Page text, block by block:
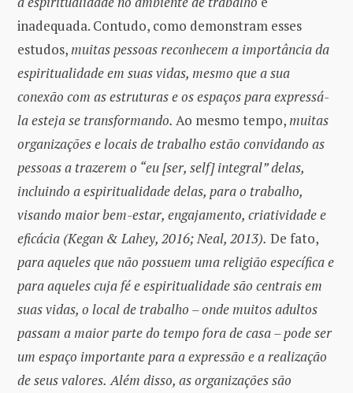
inadequada. Contudo, como demonstram esses
estudos,muitas pessoas reconhecem a importância da
espiritualidade em suas vidas, mesmo que a sua
conexão com as estruturas e os espaços para expressá-
la esteja se transformando. Ao mesmo tempo,muitas
organizações e locais de trabalho estão convidando as
pessoas a trazerem o “eu [ser, self] integral” delas,
incluindo a espiritualidade delas, para o trabalho,
visando maior bem-estar, engajamento, criatividade e
eficácia (Kegan & Lahey, 2016; Neal, 2013). De fato,
para aqueles que não possuem uma religião específica e
para aqueles cuja fé e espiritualidade são centrais em
suas vidas, o local de trabalho – onde muitos adultos
passam a maior parte do tempo fora de casa – pode ser
um espaço importante para a expressão e a realização
de seus valores. Além disso, as organizações são